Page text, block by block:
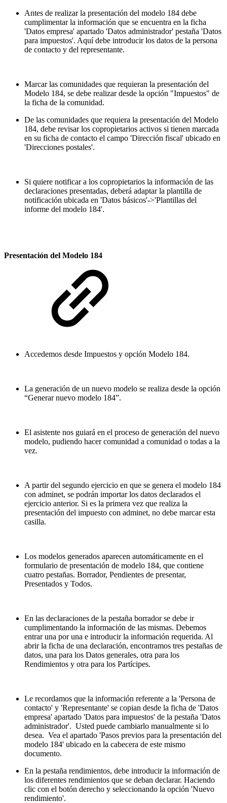
Antes de realizar la presentación del modelo 184 debe
cumplimentar la información que se encuentra en la ficha
'Datos empresa' apartado 'Datos administrador' pestaña 'Datos
para impuestos'. Aquí debe introducir los datos de la persona
de contacto y del representante.
Marcar las comunidades que requieran la presentación del
Modelo 184, se debe realizar desde la opción "Impuestos" de
la ficha de la comunidad.
De las comunidades que requiera la presentación del Modelo
184, debe revisar los copropietarios activos si tienen marcada
en su ficha de contacto el campo 'Dirección fiscal' ubicado en
'Direcciones postales'.
Si quiere notificar a los copropietarios la información de las
declaraciones presentadas, deberá adaptar la plantilla de
notificación ubicada en 'Datos básicos'->'Plantillas del
informe del modelo 184'.
Presentación del Modelo 184
Accedemos desde Impuestos y opción Modelo 184.
La generación de un nuevo modelo se realiza desde la opción
“Generar nuevo modelo 184”.
El asistente nos guiará en el proceso de generación del nuevo
modelo, pudiendo hacer comunidad a comunidad o todas a la
vez.
A partir del segundo ejercicio en que se genera el modelo 184
con adminet, se podrán importar los datos declarados el
ejercicio anterior. Si es la primera vez que realiza la
presentación del impuesto con adminet, no debe marcar esta
casilla.
Los modelos generados aparecen automáticamente en el
formulario de presentación de modelo 184, que contiene
cuatro pestañas. Borrador, Pendientes de presentar,
Presentados y Todos.
En las declaraciones de la pestaña borrador se debe ir
cumplimentando la información de las mismas. Debemos
entrar una por una e introducir la información requerida. Al
abrir la ficha de una declaración, encontramos tres pestañas de
datos, una para los Datos generales, otra para los
Rendimientos y otra para los Partícipes.
Le recordamos que la información referente a la 'Persona de
contacto' y 'Representante' se copian desde la ficha de 'Datos
empresa' apartado 'Datos para impuestos' de la pestaña 'Datos
administrador'. Usted puede cambiarlo manualmente si lo
desea. Vea el apartado 'Pasos previos para la presentación del
modelo 184' ubicado en la cabecera de este mismo
documento.
En la pestaña rendimientos, debe introducir la información de
los diferentes rendimientos que se deban declarar. Haciendo
clic con el botón derecho y seleccionando la opción 'Nuevo
rendimiento'.